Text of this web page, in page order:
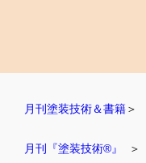
月刊塗装技術＆書籍＞
月刊『塗装技術®』
  ＞